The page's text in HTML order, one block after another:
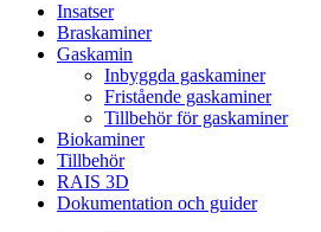
Insatser
Braskaminer
Gaskamin
Inbyggda gaskaminer
Fristående gaskaminer
Tillbehör för gaskaminer
Biokaminer
Tillbehör
RAIS 3D
Dokumentation och guider